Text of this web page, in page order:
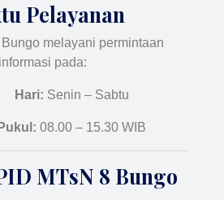
Pelayanan
Bungo melayani permintaan
informasi pada:
Hari: Senin – Sabtu
Pukul: 08.00 – 15.30 WIB
MTsN 8 Bungo